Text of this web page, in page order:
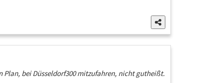
Plan, bei Düsseldorf300 mitzufahren, nicht gutheißt.